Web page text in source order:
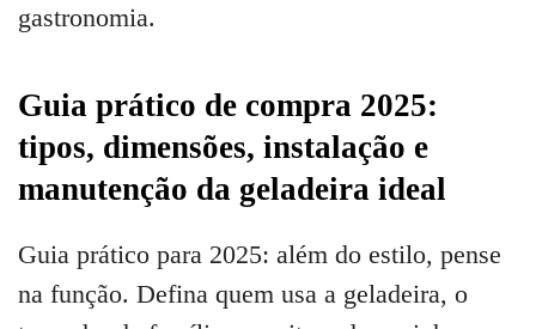
gastronomia.
Guia prático de compra 2025:
tipos, dimensões, instalação e
manutenção da geladeira ideal
Guia prático para 2025: além do estilo, pense
na função. Defina quem usa a geladeira, o